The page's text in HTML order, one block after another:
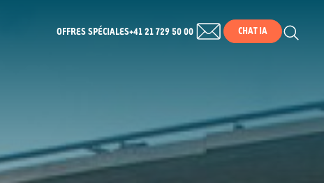
OFFRES SPÉCIALES+41 21 729 50 00 CHAT IA